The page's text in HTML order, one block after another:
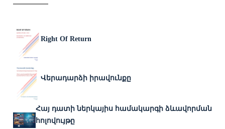
Right Of Return
Վերադարձի իրավունքը
Հայ դատի ներկայիս համակարգի ձևավորման
հոլովույթը